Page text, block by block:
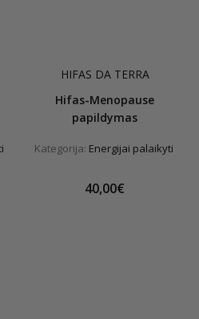
HIFAS DA TERRA
Hifas-Menopause
papildymas
Kategorija: Energijai palaikyti
40,00€